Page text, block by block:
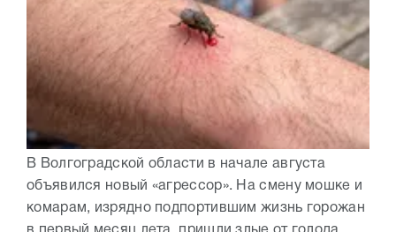
В Волгоградской области в начале августа
объявился новый «агрессор». На смену мошке и
комарам, изрядно подпортившим жизнь горожан